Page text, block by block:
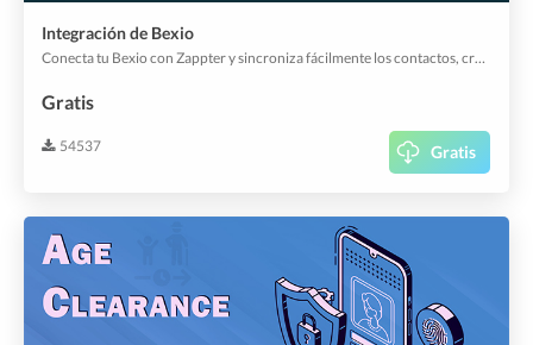
Integración de Bexio
Conecta tu Bexio con Zappter y sincroniza fácilmente los contactos, crea facturas y mucho más.
Gratis
54537 Gratis